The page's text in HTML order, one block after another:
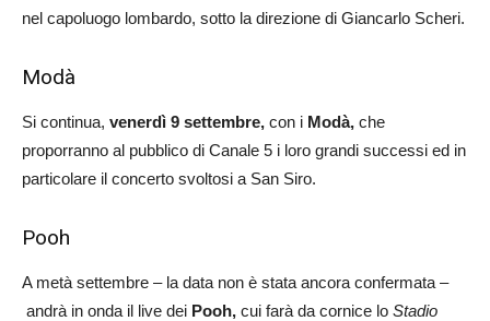
nel capoluogo lombardo, sotto la direzione di Giancarlo Scheri.
Modà
Si continua, venerdì 9 settembre, con i Modà, che
proporranno al pubblico di Canale 5 i loro grandi successi ed in
particolare il concerto svoltosi a San Siro.
Pooh
A metà settembre – la data non è stata ancora confermata –
andrà in onda il live dei Pooh, cui farà da cornice lo Stadio